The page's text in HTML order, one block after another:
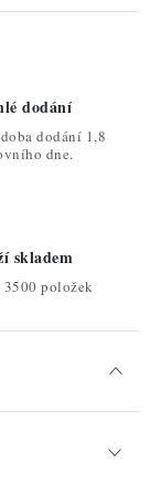
dodání
dodání 1,8
dne.
skladem
položek